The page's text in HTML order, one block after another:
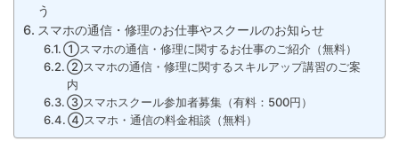
う
スマホの通信・修理のお仕事やスクールのお知らせ
①スマホの通信・修理に関するお仕事のご紹介（無料）
②スマホの通信・修理に関するスキルアップ講習のご案
内
③スマホスクール参加者募集（有料：500円）
④スマホ・通信の料金相談（無料）